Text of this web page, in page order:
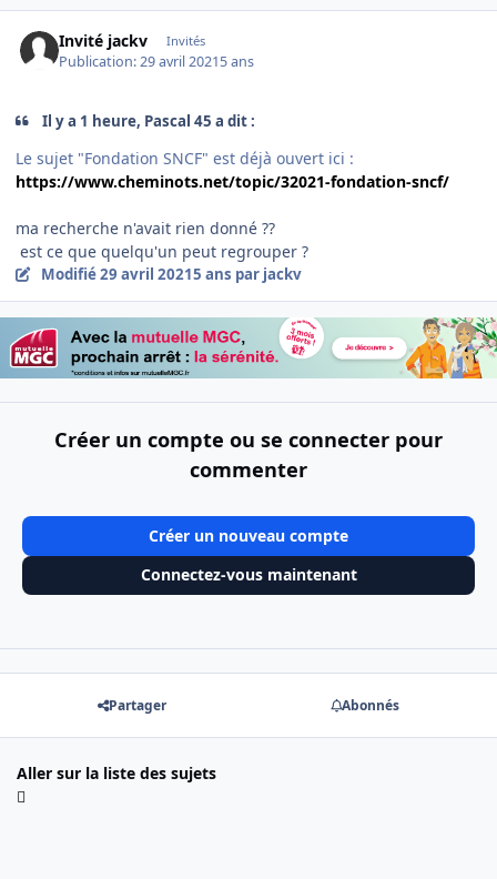
Invité jackv Invités
Publication:29 avril 20215 ans
Il y a 1 heure, Pascal 45 a dit :
Le sujet "Fondation SNCF" est déjà ouvert ici :
https://www.cheminots.net/topic/32021-fondation-sncf/
ma recherche n'avait rien donné ??
est ce que quelqu'un peut regrouper ?
Modifié29 avril 20215 ans par jackv
Créer un compte ou se connecter pour
commenter
Créer un nouveau compte
Connectez-vous maintenant
Partager Abonnés
Aller sur la liste des sujets